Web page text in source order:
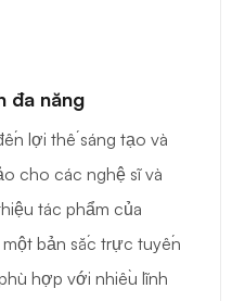
đa năng
lợi thế sáng tạo và
cho các nghệ sĩ và
tác phẩm của
bản sắc trực tuyến
hợp với nhiều lĩnh